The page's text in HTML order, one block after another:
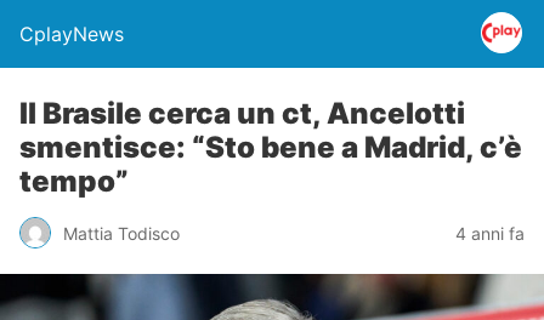
CplayNews
Il Brasile cerca un ct, Ancelotti
smentisce: “Sto bene a Madrid, c’è
tempo”
Mattia Todisco 4 anni fa